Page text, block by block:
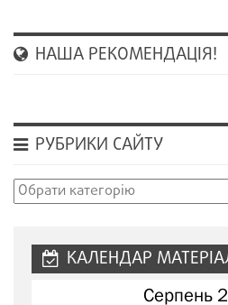
НАША РЕКОМЕНДАЦІЯ!
РУБРИКИ САЙТУ
Рубрики
КАЛЕНДАР
Серпень